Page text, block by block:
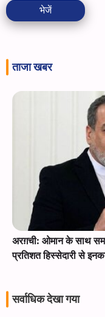
भेजें
ताजा खबर
अरग़ची: ओमान के साथ
प्रतिशत हिस्सेदारी से
सर्वाधिक देखा गया